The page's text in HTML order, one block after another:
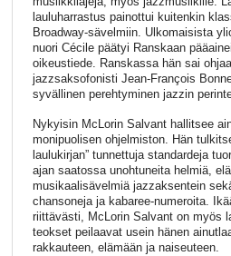
lauluharrastus painottui kuitenkin
Broadway-sävelmiin. Ulkomaisista
nuori Cécile päätyi Ranskaan
oikeustiede. Ranskassa hän sai
jazzsaksofonisti Jean-François
syvällinen perehtyminen jazzin
Nykyisin McLorin Salvant hallitsee
monipuolisen ohjelmiston. Hän
laulukirjan” tunnettuja standardeja
ajan saatossa unohtuneita helmiä,
musikaalisävelmiä jazzaksentein
chansoneja ja kabaree-numeroita.
riittävästi, McLorin Salvant on myös
teokset peilaavat usein hänen
rakkauteen, elämään ja naiseuteen.